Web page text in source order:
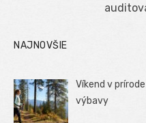
NAJNOVŠIE
Víkend v
výbavy